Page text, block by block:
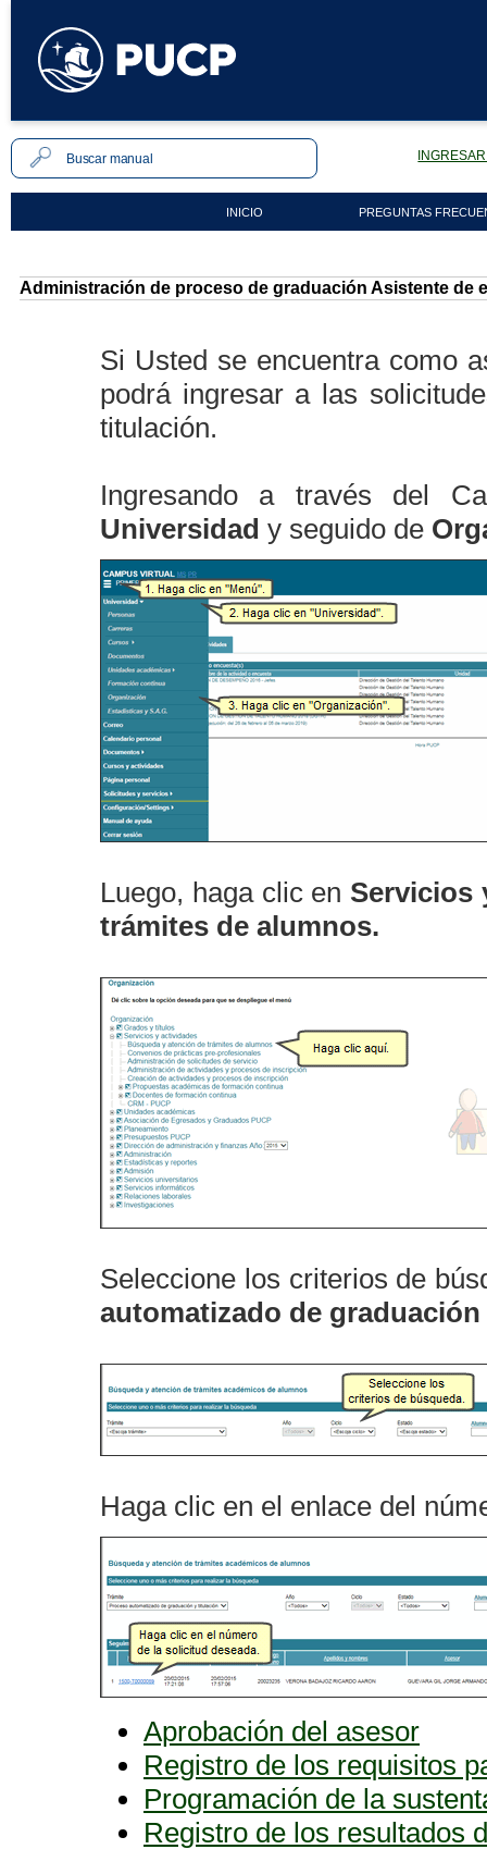
INICIO PREGUNTAS
Administración de proceso de graduación Asistente de
Si Usted se encuentra como
podrá ingresar a las
titulación.
Ingresando a través del
Universidad y seguido de
Luego, haga clic en Servicios
trámites de alumnos.
Seleccione los criterios de
automatizado de
Haga clic en el enlace del
Aprobación del asesor
Registro de los requisitos
Programación de la
Registro de los resultados